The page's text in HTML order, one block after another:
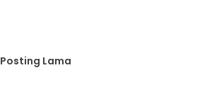
Posting Lama